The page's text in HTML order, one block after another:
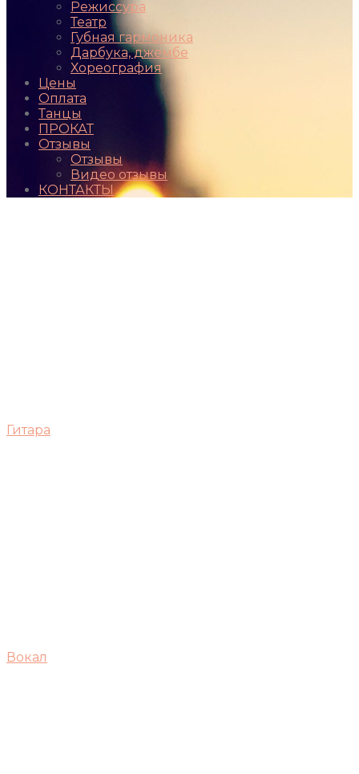
Режиссура
Театр
Губная гармоника
Дарбука, джембе
Хореография
Цены
Оплата
Танцы
ПРОКАТ
Отзывы
Отзывы
Видео отзывы
КОНТАКТЫ
Гитара
Вокал